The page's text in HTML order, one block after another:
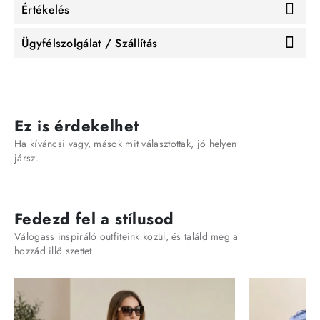
Értékelés
Ügyfélszolgálat / Szállítás
Ez is érdekelhet
Ha kíváncsi vagy, mások mit választottak, jó helyen
jársz.
Fedezd fel a stílusod
Válogass inspiráló outfiteink közül, és találd meg a
hozzád illő szettet